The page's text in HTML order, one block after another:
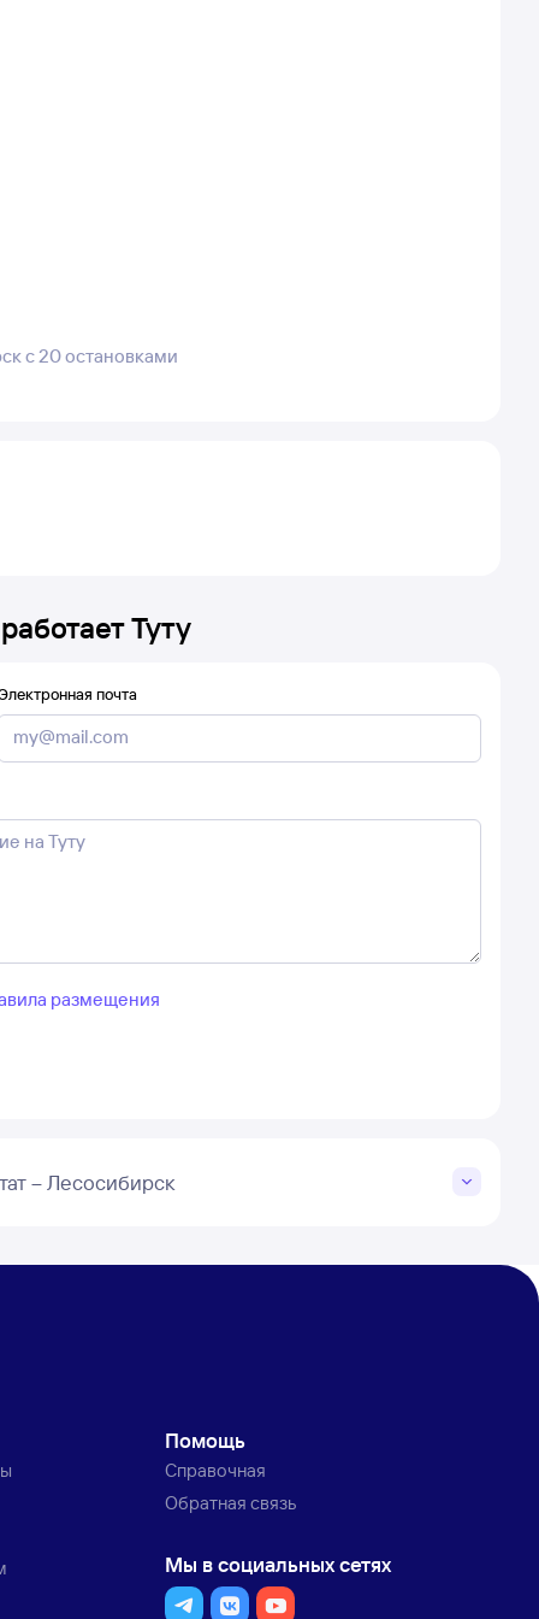
с 20 остановками
Туту
почта
размещения
– Лесосибирск
Помощь
Справочная
Обратная связь
Мы в социальных сетях